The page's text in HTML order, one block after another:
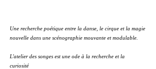
Une recherche poétique entre la danse, le cirque et la magie
nouvelle dans une scénographie mouvante et modulable.
L'atelier des songes est une ode à la recherche et la
curiosité